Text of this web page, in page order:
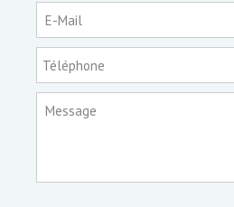
E-Mail
Téléphone
Message